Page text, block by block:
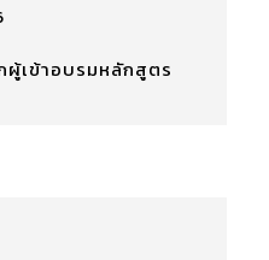
ผู้เข้าอบรมหลักสูตร